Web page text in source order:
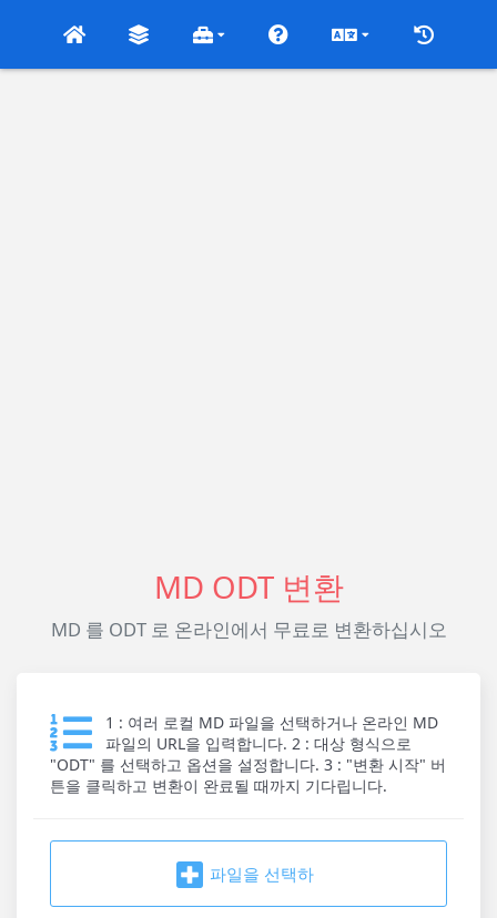
MD ODT 변환
MD 를 ODT 로 온라인에서 무료로 변환하십시오
1 : 여러 로컬 MD 파일을 선택하거나 온라인 MD
파일의 URL을 입력합니다. 2 : 대상 형식으로
"ODT" 를 선택하고 옵션을 설정합니다. 3 : "변환 시작" 버
튼을 클릭하고 변환이 완료될 때까지 기다립니다.
파일을 선택하